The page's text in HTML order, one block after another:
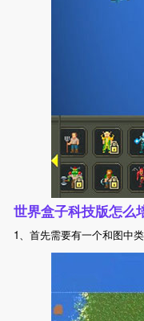
世界盒子科技版怎么
1、首先需要有一个和图中